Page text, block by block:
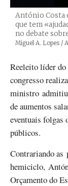
António Costa
que tem
no debate
Créditos
Miguel A. Lopes /
Reeleito líder
congresso
ministro
de aumentos
eventuais folgas
públicos.
Contrariando as
hemiciclo,
Orçamento do